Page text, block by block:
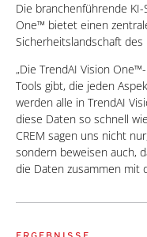
Die branchenführende
One™ bietet einen
Sicherheitslandschaft des
„Die TrendAI Vision
Tools gibt, die jeden
werden alle in TrendAI
diese Daten so schnell
CREM sagen uns nicht
sondern beweisen auch,
die Daten zusammen mit